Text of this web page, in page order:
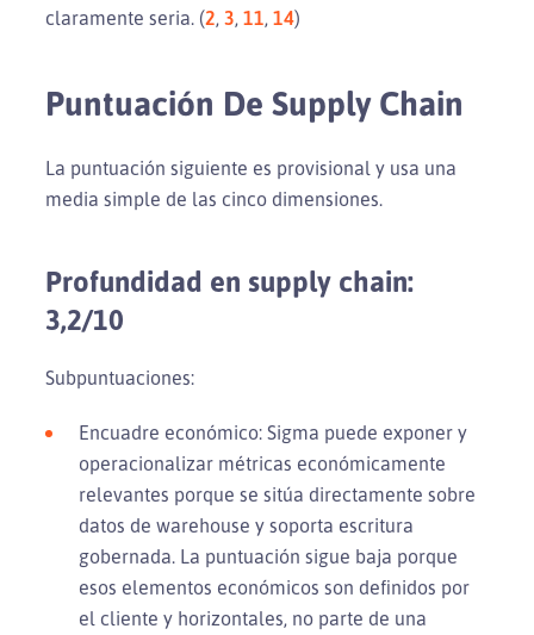
claramente seria. (2, 3, 11, 14)
Puntuación De Supply Chain
La puntuación siguiente es provisional y usa una
media simple de las cinco dimensiones.
Profundidad en supply chain:
3,2/10
Subpuntuaciones:
Encuadre económico: Sigma puede exponer y
operacionalizar métricas económicamente
relevantes porque se sitúa directamente sobre
datos de warehouse y soporta escritura
gobernada. La puntuación sigue baja porque
esos elementos económicos son definidos por
el cliente y horizontales, no parte de una